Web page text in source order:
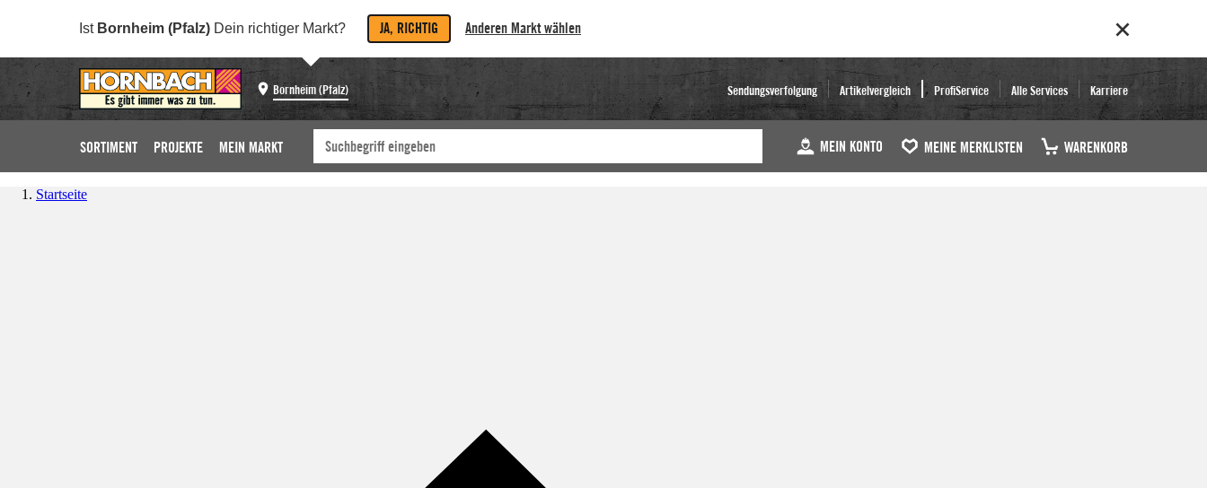
Ist Bornheim (Pfalz) Dein richtiger Markt? JA, RICHTIG Anderen Markt wählen
Bornheim (Pfalz) Sendungsverfolgung Artikelvergleich ProfiService Alle Services Karriere
SORTIMENT PROJEKTE MEIN MARKT MEIN KONTO MEINE MERKLISTEN WARENKORB
Startseite